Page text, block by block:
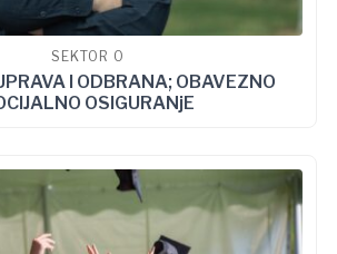
SEKTOR O
I ODBRANA; OBAVEZNO
OSIGURANjE